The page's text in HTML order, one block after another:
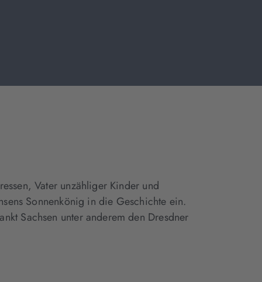
Vater unzähliger Kinder und
Sonnenkönig in die Geschichte ein.
Sachsen unter anderem den Dresdner